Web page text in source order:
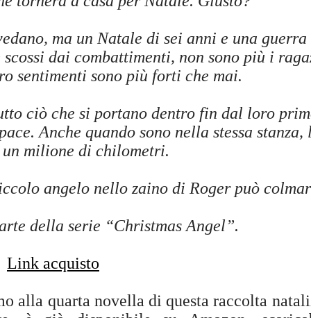
ma un Natale di sei anni e una guerra
dai combattimenti, non sono più i
sentimenti sono più forti che mai.
ciò che si portano dentro fin dal loro
Anche quando sono nella stessa stanza,
un milione di chilometri.
angelo nello zaino di Roger può
della serie “Christmas Angel”.
Link acquisto
alla quarta novella di questa raccolta